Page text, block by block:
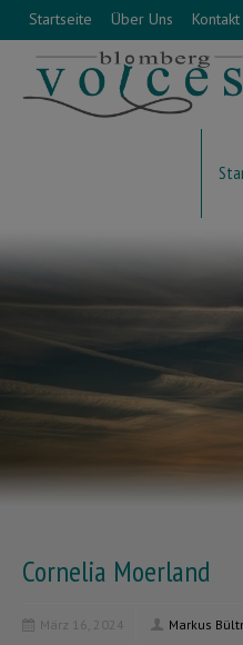
Startseite Über Uns Kontakt
Cornelia Moerland
März 16, 2024 Markus